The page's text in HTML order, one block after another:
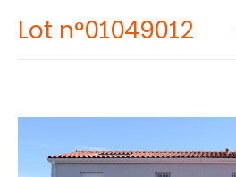
Lot n°01049012